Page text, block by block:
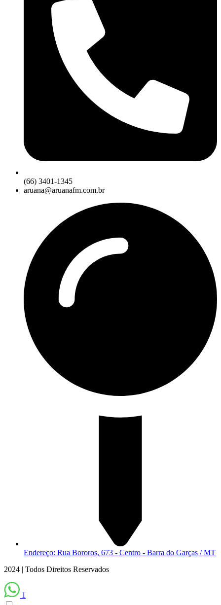
(66) 3401-1345
aruana@aruanafm.com.br
Endereço: Rua Bororos, 673 - Centro - Barra do Garças / MT
2024 | Todos Direitos Reservados
1